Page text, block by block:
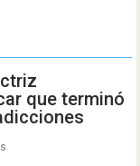
que terminó